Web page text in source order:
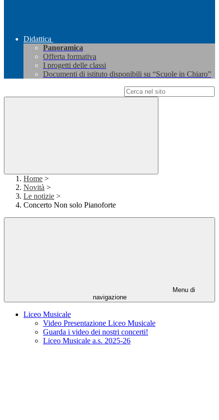
Didattica
Panoramica
Offerta formativa
I progetti delle classi
Documenti di istituto disponibili su “Scuole in Chiaro”
Home >
Novità >
Le notizie >
Concerto Non solo Pianoforte
Menu di
navigazione
Liceo Musicale
Video Presentazione Liceo Musicale
Guarda i video dei nostri concerti!
Liceo Musicale a.s. 2025-26